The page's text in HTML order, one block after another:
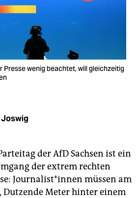
Presse wenig beachtet, will gleichzeitig
der AfD Sachsen ist ein
der extrem rechten
Jour­na­lis­t*in­nen müssen am
Dutzende Meter hinter einem